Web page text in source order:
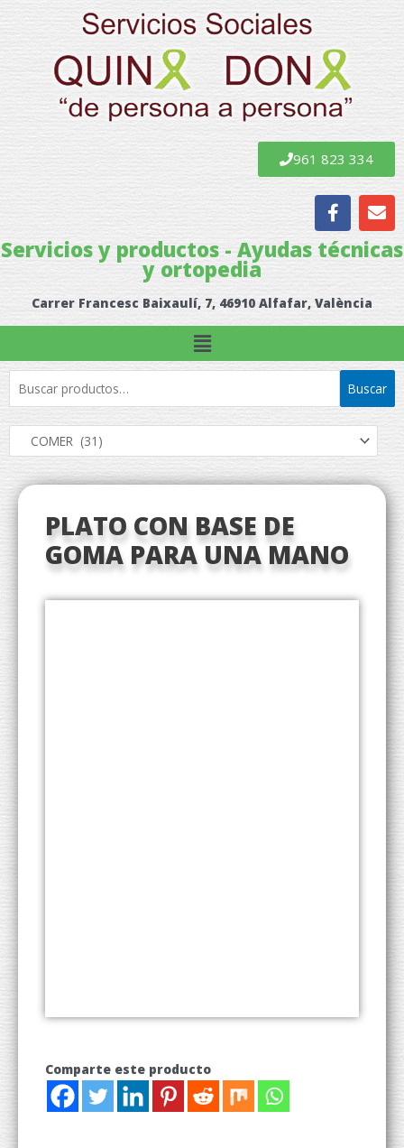
al
contenido
961 823 334
F
a
c
e
o
o
k
E
n
v
e
e
Servicios y productos - Ayudas técnicas
y ortopedia
Carrer Francesc Baixaulí, 7, 46910 Alfafar, València
Menú
Buscar
por:
Buscar
PLATO CON BASE DE
GOMA PARA UNA MANO
Comparte este producto